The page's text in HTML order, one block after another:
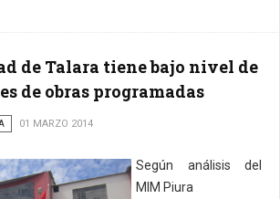
de Talara tiene bajo nivel de
de obras programadas
01 MARZO 2014
Según análisis del
MIM Piura